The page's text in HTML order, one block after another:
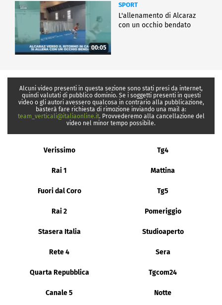
00:05
SPORT
L'allenamento di Alcaraz
con un occhio bendato
Alcuni video presenti in questa sezione sono stati presi da internet,
quindi valutati di pubblico dominio. Se i soggetti presenti in questi
video o gli autori avessero qualcosa in contrario alla pubblicazione,
basterà fare richiesta di rimozione inviando una mail a:
team_verticali@italiaonline.it. Provvederemo alla cancellazione del
video nel minor tempo possibile.
Verissimo Tg4
Rai 1 Mattina
Fuori dal Coro Tg5
Rai 2 Pomeriggio
Stasera Italia Studioaperto
Rete 4 Sera
Quarta Repubblica Tgcom24
Canale 5 Notte